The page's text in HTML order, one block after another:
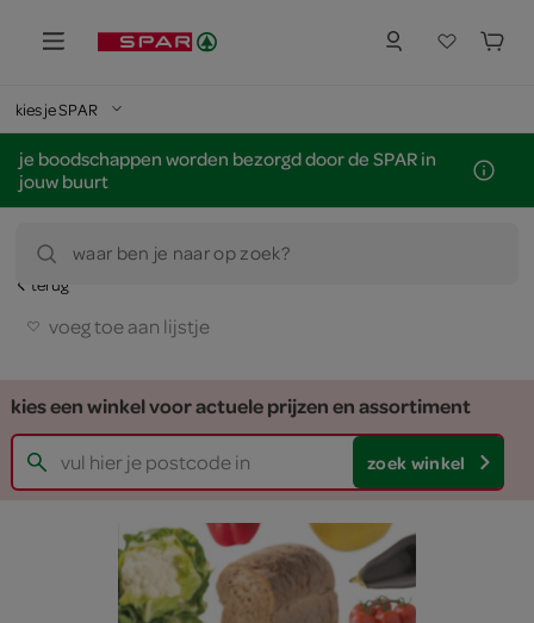
kies je SPAR
je boodschappen worden bezorgd door de SPAR in
jouw buurt
waar ben je naar op zoek?
terug
voeg toe aan lijstje
kies een winkel voor actuele prijzen en assortiment
zoek winkel